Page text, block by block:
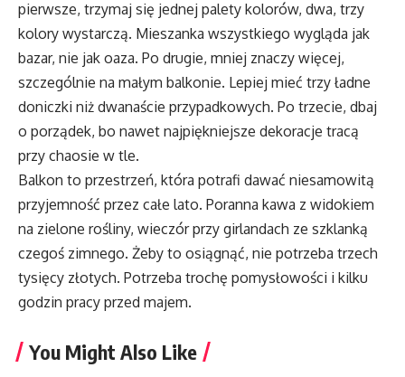
pierwsze, trzymaj się jednej palety kolorów, dwa, trzy
kolory wystarczą. Mieszanka wszystkiego wygląda jak
bazar, nie jak oaza. Po drugie, mniej znaczy więcej,
szczególnie na małym balkonie. Lepiej mieć trzy ładne
doniczki niż dwanaście przypadkowych. Po trzecie, dbaj
o porządek, bo nawet najpiękniejsze dekoracje tracą
przy chaosie w tle.
Balkon to przestrzeń, która potrafi dawać niesamowitą
przyjemność przez całe lato. Poranna kawa z widokiem
na zielone rośliny, wieczór przy girlandach ze szklanką
czegoś zimnego. Żeby to osiągnąć, nie potrzeba trzech
tysięcy złotych. Potrzeba trochę pomysłowości i kilku
godzin pracy przed majem.
You Might Also Like